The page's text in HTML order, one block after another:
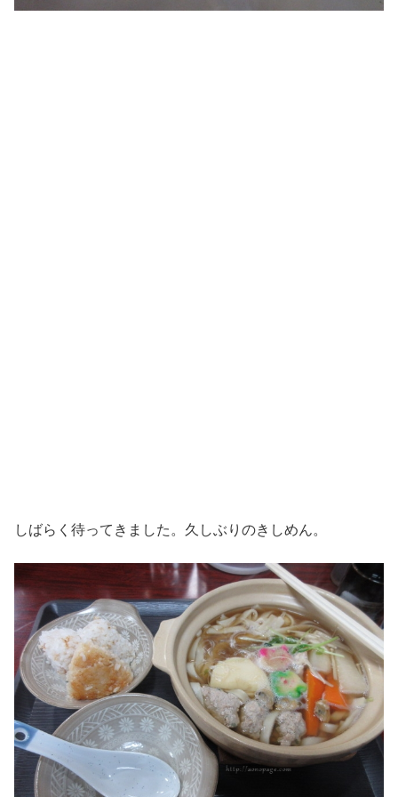
しばらく待ってきました。久しぶりのきしめん。